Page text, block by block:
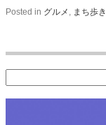
Posted in グルメ , まち歩き